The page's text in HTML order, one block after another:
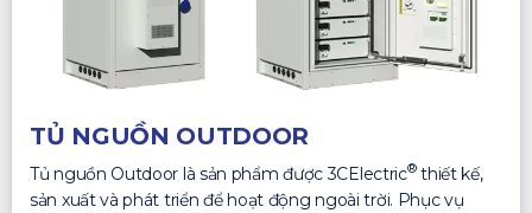
TỦ NGUỒN OUTDOOR
Tủ nguồn Outdoor là sản phẩm được 3CElectric®thiết kế,
sản xuất và phát triển để hoạt động ngoài trời. Phục vụ